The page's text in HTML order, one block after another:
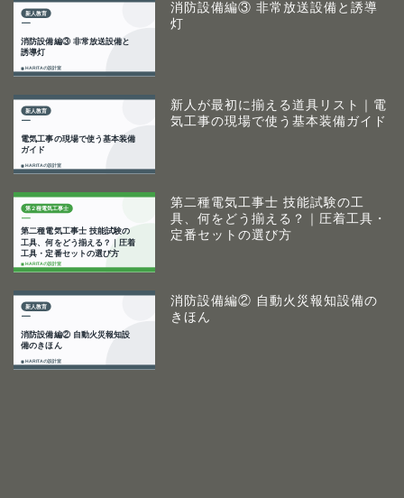
消防設備編③ 非常放送設備と誘導
灯
新人が最初に揃える道具リスト｜電
気工事の現場で使う基本装備ガイド
第二種電気工事士 技能試験の工
具、何をどう揃える？｜圧着工具・
定番セットの選び方
消防設備編② 自動火災報知設備の
きほん